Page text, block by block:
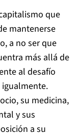
que
mantenerse
a no ser que
más allá de
al desafío
igualmente.
su medicina,
y sus
a su